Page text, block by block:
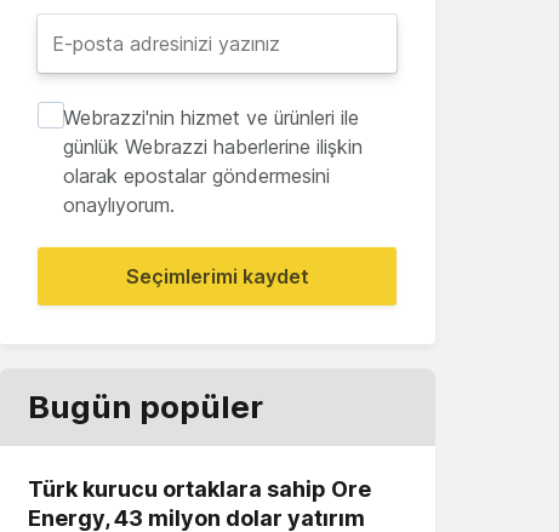
Webrazzi'nin hizmet ve ürünleri ile
günlük Webrazzi haberlerine ilişkin
olarak epostalar göndermesini
onaylıyorum.
Seçimlerimi kaydet
Bugün popüler
Türk kurucu ortaklara sahip Ore
Energy, 43 milyon dolar yatırım